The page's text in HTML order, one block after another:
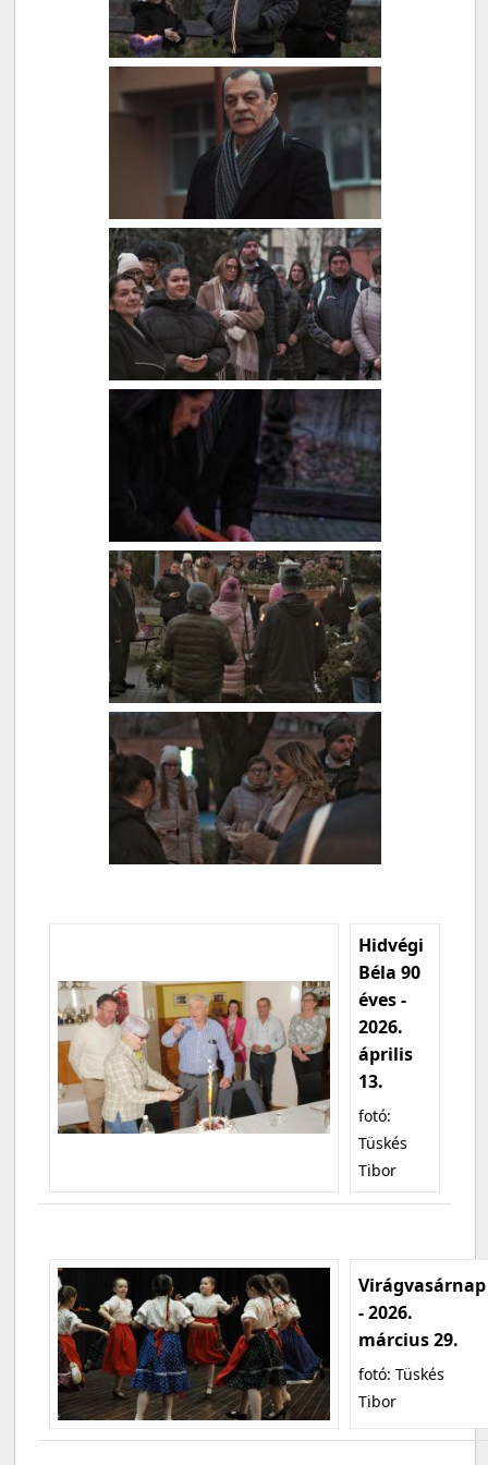
Hidvégi
Béla 90
éves -
2026.
április
13.
fotó:
Tüskés
Tibor
Virágvasárnap
- 2026.
március 29.
fotó: Tüskés
Tibor